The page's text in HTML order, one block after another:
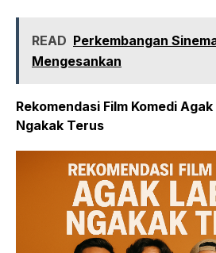
READ Perkembangan
Mengesankan
Rekomendasi Film Komedi
Ngakak Terus